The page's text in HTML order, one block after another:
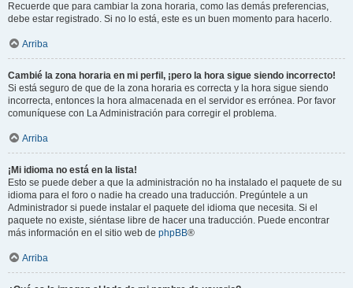
Recuerde que para cambiar la zona horaria, como las demás preferencias,
debe estar registrado. Si no lo está, este es un buen momento para hacerlo.
Arriba
Cambié la zona horaria en mi perfil, ¡pero la hora sigue siendo incorrecto!
Si está seguro de que de la zona horaria es correcta y la hora sigue siendo
incorrecta, entonces la hora almacenada en el servidor es errónea. Por favor
comuníquese con La Administración para corregir el problema.
Arriba
¡Mi idioma no está en la lista!
Esto se puede deber a que la administración no ha instalado el paquete de su
idioma para el foro o nadie ha creado una traducción. Pregúntele a un
Administrador si puede instalar el paquete del idioma que necesita. Si el
paquete no existe, siéntase libre de hacer una traducción. Puede encontrar
más información en el sitio web de phpBB®
Arriba